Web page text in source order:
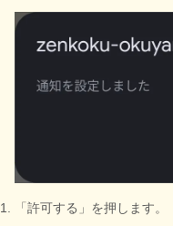
「許可する」を押します。